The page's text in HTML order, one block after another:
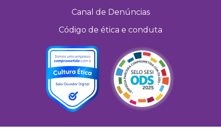
Canal de Denúncias
Código de ética e conduta